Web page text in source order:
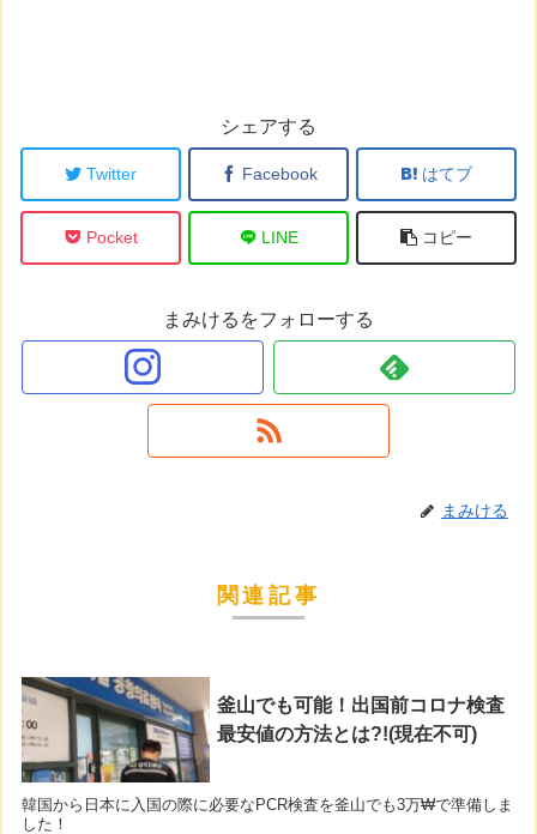
シェアする
Twitter Facebook はてブ
Pocket LINE コピー
まみけるをフォローする
まみける
関連記事
釜山でも可能！出国前コロナ検査
最安値の方法とは?!(現在不可)
韓国から日本に入国の際に必要なPCR検査を釜山でも3万₩で準備しま
した！